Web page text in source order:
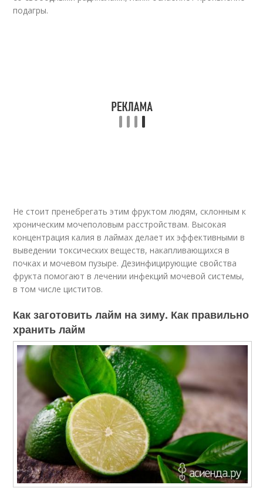
подагры.
Не стоит пренебрегать этим фруктом людям, склонным к
хроническим мочеполовым расстройствам. Высокая
концентрация калия в лаймах делает их эффективными в
выведении токсических веществ, накапливающихся в
почках и мочевом пузыре. Дезинфицирующие свойства
фрукта помогают в лечении инфекций мочевой системы,
в том числе циститов.
Как заготовить лайм на зиму. Как правильно
хранить лайм